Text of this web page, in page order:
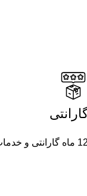
12 ماه گارانتی و خدمات پس از فروش